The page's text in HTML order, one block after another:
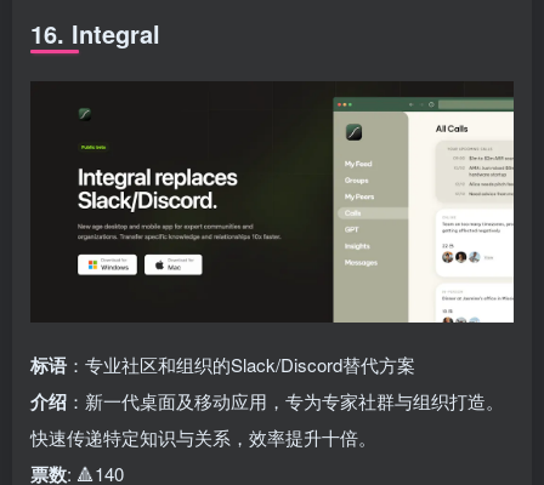
16. Integral
标语 ：专业社区和组织的Slack/Discord替代方案
介绍 ：新一代桌面及移动应用，专为专家社群与组织打造。
快速传递特定知识与关系，效率提升十倍。
票数: 🔺140